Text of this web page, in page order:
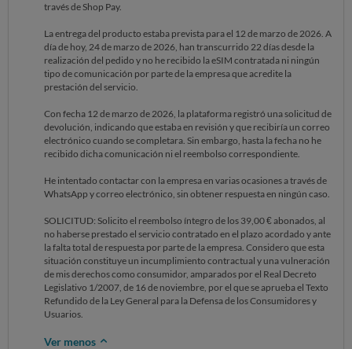
través de Shop Pay.
La entrega del producto estaba prevista para el 12 de marzo de 2026. A
día de hoy, 24 de marzo de 2026, han transcurrido 22 días desde la
realización del pedido y no he recibido la eSIM contratada ni ningún
tipo de comunicación por parte de la empresa que acredite la
prestación del servicio.
Con fecha 12 de marzo de 2026, la plataforma registró una solicitud de
devolución, indicando que estaba en revisión y que recibiría un correo
electrónico cuando se completara. Sin embargo, hasta la fecha no he
recibido dicha comunicación ni el reembolso correspondiente.
He intentado contactar con la empresa en varias ocasiones a través de
WhatsApp y correo electrónico, sin obtener respuesta en ningún caso.
SOLICITUD: Solicito el reembolso íntegro de los 39,00 € abonados, al
no haberse prestado el servicio contratado en el plazo acordado y ante
la falta total de respuesta por parte de la empresa. Considero que esta
situación constituye un incumplimiento contractual y una vulneración
de mis derechos como consumidor, amparados por el Real Decreto
Legislativo 1/2007, de 16 de noviembre, por el que se aprueba el Texto
Refundido de la Ley General para la Defensa de los Consumidores y
Usuarios.
Ver menos